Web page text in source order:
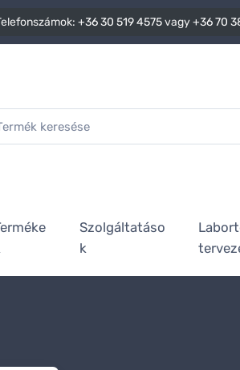
+36 30 519 4575vagy+36 70
Szolgáltatáso
k